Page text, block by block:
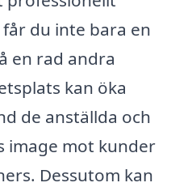
du inte bara en
en rad andra
kan öka
de anställda och
mot kunder
Dessutom kan